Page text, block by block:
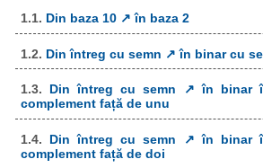
1.1. Din baza 10 ↗ în baza 2
1.2. Din întreg cu semn ↗ în binar cu
1.3. Din întreg cu semn ↗ în binar
complement față de unu
1.4. Din întreg cu semn ↗ în binar
complement față de doi